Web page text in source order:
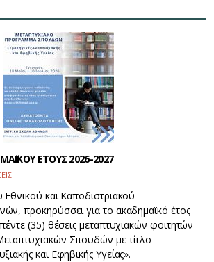
ΕΤΟΥΣ 2026-2027
Εθνικού και Καποδιστριακού
προκηρύσσει για το ακαδημαϊκό έτος
(35) θέσεις μεταπτυχιακών φοιτητών
Σπουδών με τίτλο
και Εφηβικής Υγείας».